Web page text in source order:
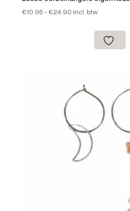
€10.95 - €24.90Prijsklasse:
incl. btw